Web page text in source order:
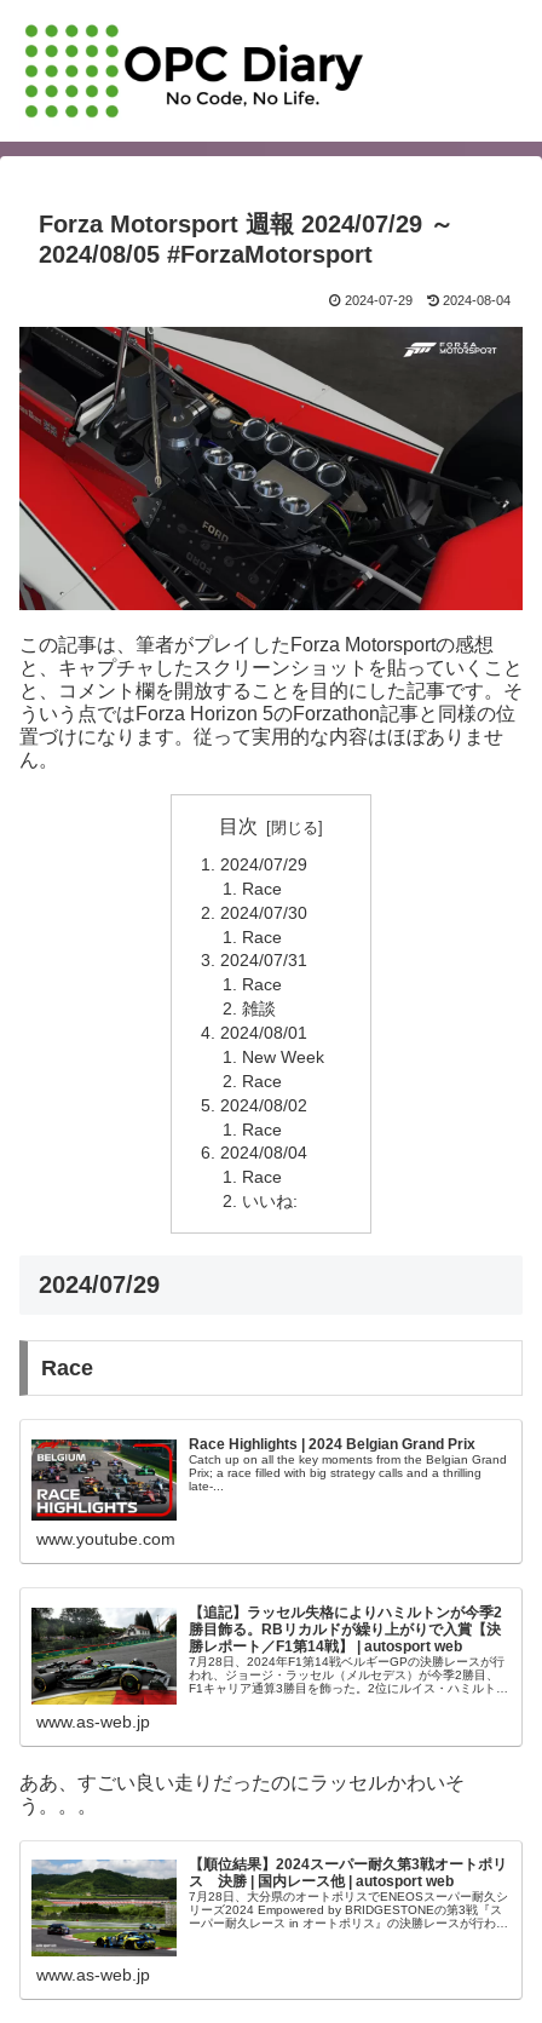
Forza Motorsport 週報 2024/07/29 ～
2024/08/05 #ForzaMotorsport
2024-07-29 2024-08-04
この記事は、筆者がプレイしたForza Motorsportの感想
と、キャプチャしたスクリーンショットを貼っていくこと
と、コメント欄を開放することを目的にした記事です。そ
ういう点ではForza Horizon 5のForzathon記事と同様の位
置づけになります。従って実用的な内容はほぼありませ
ん。
目次
2024/07/29
Race
2024/07/30
Race
2024/07/31
Race
雑談
2024/08/01
New Week
Race
2024/08/02
Race
2024/08/04
Race
いいね:
2024/07/29
Race
Race Highlights | 2024 Belgian Grand Prix
Catch up on all the key moments from the Belgian Grand
Prix; a race filled with big strategy calls and a thrilling
late-...
www.youtube.com
【追記】ラッセル失格によりハミルトンが今季2
勝目飾る。RBリカルドが繰り上がりで入賞【決
勝レポート／F1第14戦】 | autosport web
7月28日、2024年F1第14戦ベルギーGPの決勝レースが行
われ、ジョージ・ラッセル（メルセデス）が今季2勝目、
F1キャリア通算3勝目を飾った。2位にルイス・ハミルトン
www.as-web.jp
ああ、すごい良い走りだったのにラッセルかわいそ
う。。。
【順位結果】2024スーパー耐久第3戦オートポリ
ス 決勝 | 国内レース他 | autosport web
7月28日、大分県のオートポリスでENEOSスーパー耐久シ
リーズ2024 Empowered by BRIDGESTONEの第3戦『ス
ーパー耐久レース in オートポリス』の決勝レースが行わ
www.as-web.jp